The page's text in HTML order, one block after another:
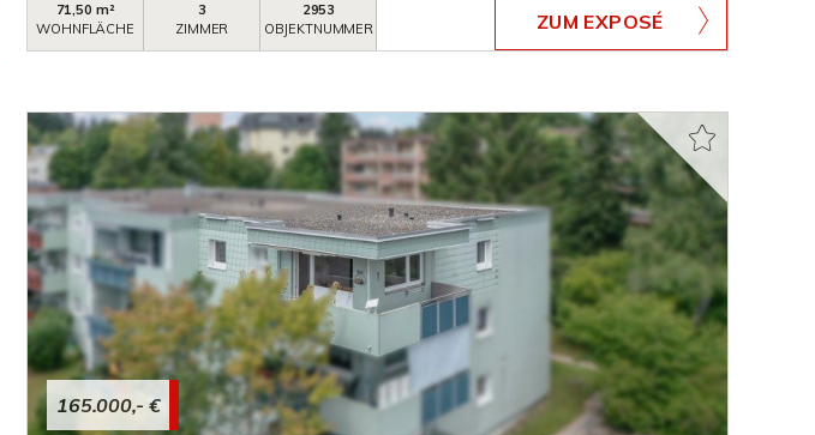
71,50 m²
WOHNFLÄCHE
3
ZIMMER
2953
OBJEKTNUMMER
ZUM EXPOSÉ
165.000,- €